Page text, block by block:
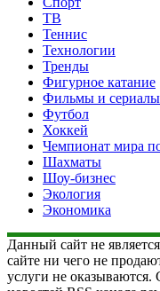
ТВ
Теннис
Технологии
Тренды
Фигурное катание
Фильмы и сериалы
Футбол
Хоккей
Чемпионат мира
Шахматы
Шоу-бизнес
Экология
Экономика
Данный сайт не
сайте ни чего не
услуги не оказываются.